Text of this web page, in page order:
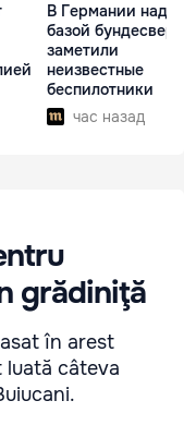
В Германии над
базой бундесвера
заметили
неизвестные
беспилотники
час назад
grădiniţă
în arest
luată câteva